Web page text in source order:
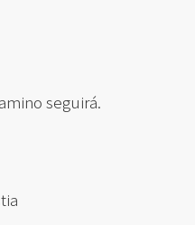
seguirá.